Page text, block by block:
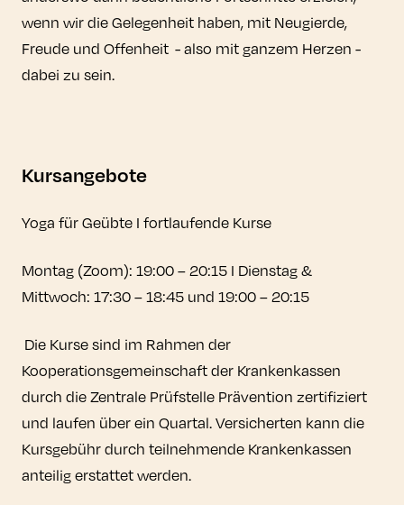
wenn wir die Gelegenheit haben, mit Neugierde,
Freude und Offenheit - also mit ganzem Herzen -
dabei zu sein.
Kursangebote
Yoga für Geübte I fortlaufende Kurse
Montag (Zoom): 19:00 – 20:15 I Dienstag &
Mittwoch: 17:30 – 18:45 und 19:00 – 20:15
Die Kurse sind im Rahmen der
Kooperationsgemeinschaft der Krankenkassen
durch die Zentrale Prüfstelle Prävention zertifiziert
und laufen über ein Quartal. Versicherten kann die
Kursgebühr durch teilnehmende Krankenkassen
anteilig erstattet werden.